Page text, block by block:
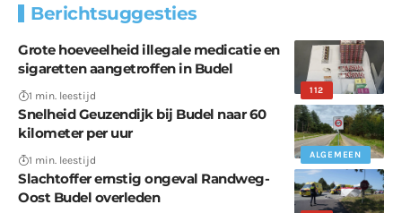
Berichtsuggesties
112
Grote hoeveelheid illegale medicatie en
sigaretten aangetroffen in Budel
1 min. leestijd
ALGEMEEN
Snelheid Geuzendijk bij Budel naar 60
kilometer per uur
1 min. leestijd
Slachtoffer ernstig ongeval Randweg-
Oost Budel overleden